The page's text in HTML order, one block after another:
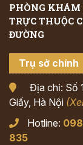
PHÒNG KHÁM
TRỰC THUỘC
ĐƯỜNG
Trụ sở chính
Địa chỉ: Số
Giấy, Hà Nội
Hotline:
835